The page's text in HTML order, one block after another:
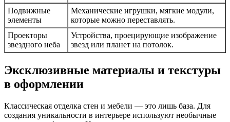
Подвижные
элементы
Механические игрушки, мягкие модули,
которые можно переставлять.
Проекторы
звездного неба
Устройства, проецирующие изображение
звезд или планет на потолок.
Эксклюзивные материалы и текстуры
в оформлении
Классическая отделка стен и мебели — это лишь база. Для
создания уникальности в интерьере используют необычные